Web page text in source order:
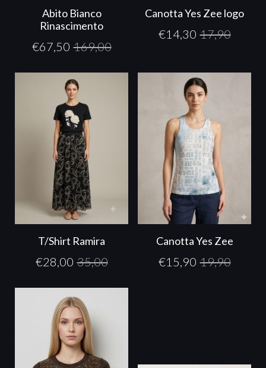
Abito Bianco
Rinascimento
€67,50 169,00
Canotta Yes Zee logo
€14,30 17,90
T/Shirt Ramira
€28,00 35,00
Canotta Yes Zee
€15,90 19,90